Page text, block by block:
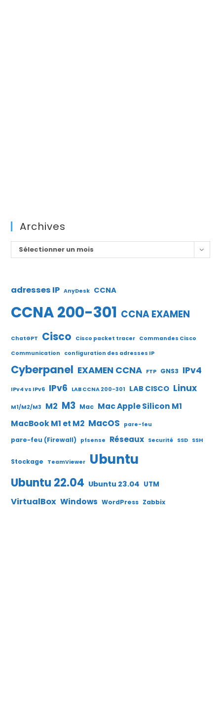
Archives
Archives
Sélectionner un mois
adresses IP AnyDesk CCNA
CCNA 200-301 CCNA EXAMEN
ChatGPT Cisco Cisco packet tracer Commandes Cisco
Communication
configuration des adresses IP
Cyberpanel EXAMEN CCNA FTP GNS3 IPv4
IPv4 vs IPv6 IPv6 LAB CCNA 200-301 LAB CISCO Linux
M1/M2/M3 M2 M3 Mac Mac Apple Silicon M1
MacBook M1 et M2 MacOS pare-feu
pare-feu (Firewall) pfsense Réseaux Securité SSD SSH
Stockage TeamViewer Ubuntu
Ubuntu 22.04 Ubuntu 23.04 UTM
VirtualBox Windows WordPress Zabbix